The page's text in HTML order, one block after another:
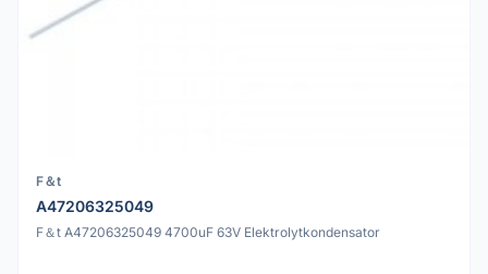
F＆t
A47206325049
F＆t A47206325049 4700uF 63V Elektrolytkondensator